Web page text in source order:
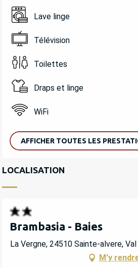
Lave linge
Télévision
Toilettes
Draps et linge
WiFi
AFFICHER TOUTES LES
LOCALISATION
Brambasia - Baies
La Vergne, 24510 Sainte-alvere,
M'y